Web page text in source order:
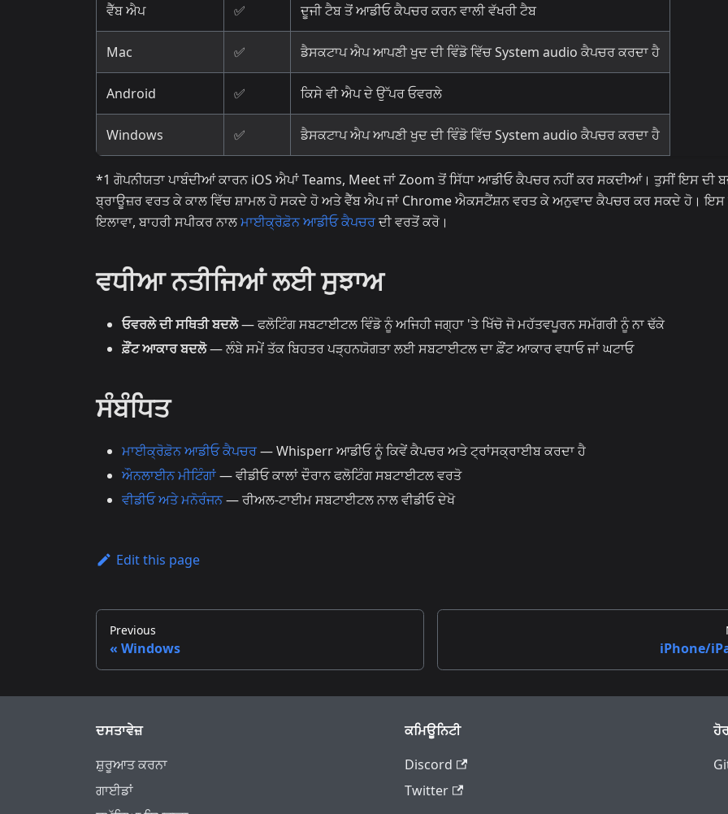
ਵੈੱਬ ਐਪ ✅ ਦੂਜੀ ਟੈਬ ਤੋਂ ਆਡੀਓ ਕੈਪਚਰ ਕਰਨ ਵਾਲੀ ਵੱਖਰੀ ਟੈਬ
Mac ✅ ਡੈਸਕਟਾਪ ਐਪ ਆਪਣੀ ਖੁਦ ਦੀ ਵਿੰਡੋ ਵਿੱਚ System audio ਕੈਪਚਰ ਕਰਦਾ ਹੈ
Android ✅ ਕਿਸੇ ਵੀ ਐਪ ਦੇ ਉੱਪਰ ਓਵਰਲੇ
Windows ✅ ਡੈਸਕਟਾਪ ਐਪ ਆਪਣੀ ਖੁਦ ਦੀ ਵਿੰਡੋ ਵਿੱਚ System audio ਕੈਪਚਰ ਕਰਦਾ ਹੈ
*1 ਗੋਪਨੀਯਤਾ ਪਾਬੰਦੀਆਂ ਕਾਰਨ iOS ਐਪਾਂ Teams, Meet ਜਾਂ Zoom ਤੋਂ ਸਿੱਧਾ ਆਡੀਓ ਕੈਪਚਰ ਨਹੀਂ ਕਰ ਸਕਦੀਆਂ। ਤੁਸੀਂ ਇਸ ਦੀ
ਬ੍ਰਾਊਜ਼ਰ ਵਰਤ ਕੇ ਕਾਲ ਵਿੱਚ ਸ਼ਾਮਲ ਹੋ ਸਕਦੇ ਹੋ ਅਤੇ ਵੈੱਬ ਐਪ ਜਾਂ Chrome ਐਕਸਟੈਂਸ਼ਨ ਵਰਤ ਕੇ ਅਨੁਵਾਦ ਕੈਪਚਰ ਕਰ ਸਕਦੇ ਹੋ। ਇਸ
ਇਲਾਵਾ, ਬਾਹਰੀ ਸਪੀਕਰ ਨਾਲਮਾਈਕ੍ਰੋਫ਼ੋਨ ਆਡੀਓ ਕੈਪਚਰਦੀ ਵਰਤੋਂ ਕਰੋ।
ਵਧੀਆ ਨਤੀਜਿਆਂ ਲਈ ਸੁਝਾਅ
ਓਵਰਲੇ ਦੀ ਸਥਿਤੀ ਬਦਲੋ— ਫਲੋਟਿੰਗ ਸਬਟਾਈਟਲ ਵਿੰਡੋ ਨੂੰ ਅਜਿਹੀ ਜਗ੍ਹਾ 'ਤੇ ਖਿੱਚੋ ਜੋ ਮਹੱਤਵਪੂਰਨ ਸਮੱਗਰੀ ਨੂੰ ਨਾ ਢੱਕੇ
ਫ਼ੌਂਟ ਆਕਾਰ ਬਦਲੋ— ਲੰਬੇ ਸਮੇਂ ਤੱਕ ਬਿਹਤਰ ਪੜ੍ਹਨਯੋਗਤਾ ਲਈ ਸਬਟਾਈਟਲ ਦਾ ਫ਼ੌਂਟ ਆਕਾਰ ਵਧਾਓ ਜਾਂ ਘਟਾਓ
ਸੰਬੰਧਿਤ
ਮਾਈਕ੍ਰੋਫ਼ੋਨ ਆਡੀਓ ਕੈਪਚਰ— Whisperr ਆਡੀਓ ਨੂੰ ਕਿਵੇਂ ਕੈਪਚਰ ਅਤੇ ਟ੍ਰਾਂਸਕ੍ਰਾਈਬ ਕਰਦਾ ਹੈ
ਔਨਲਾਈਨ ਮੀਟਿੰਗਾਂ— ਵੀਡੀਓ ਕਾਲਾਂ ਦੌਰਾਨ ਫਲੋਟਿੰਗ ਸਬਟਾਈਟਲ ਵਰਤੋ
ਵੀਡੀਓ ਅਤੇ ਮਨੋਰੰਜਨ— ਰੀਅਲ-ਟਾਈਮ ਸਬਟਾਈਟਲ ਨਾਲ ਵੀਡੀਓ ਦੇਖੋ
Edit this page
Previous
Windows iPhone/
ਦਸਤਾਵੇਜ਼
ਸ਼ੁਰੂਆਤ ਕਰਨਾ
ਗਾਈਡਾਂ
ਕਮਿਊਨਿਟੀ
Discord
Twitter